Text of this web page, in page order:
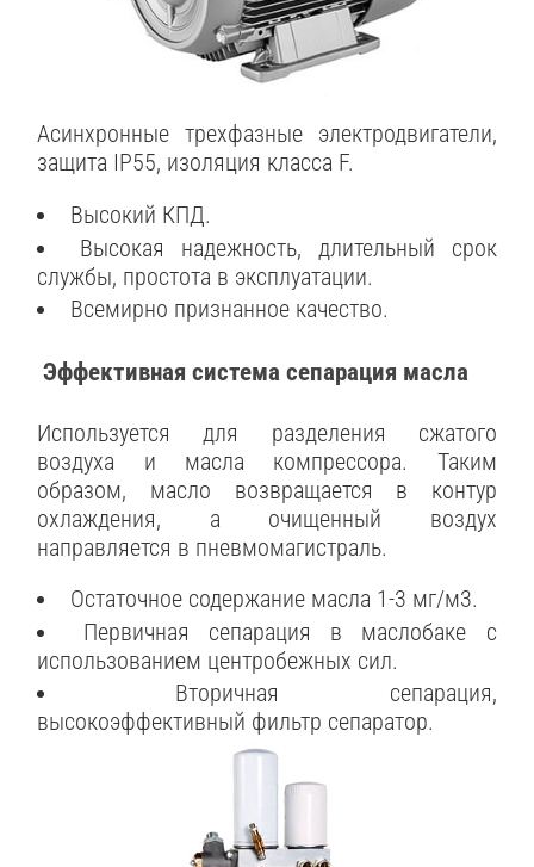
Асинхронные трехфазные электродвигатели,
защита IP55, изоляция класса F.
Высокий КПД.
Высокая надежность, длительный срок
службы, простота в эксплуатации.
Всемирно признанное качество.
Эффективная система сепарация масла
Используется для разделения сжатого
воздуха и масла компрессора. Таким
образом, масло возвращается в контур
охлаждения, а очищенный воздух
направляется в пневмомагистраль.
Остаточное содержание масла 1-3 мг/м3.
Первичная сепарация в маслобаке с
использованием центробежных сил.
Вторичная сепарация,
высокоэффективный фильтр сепаратор.